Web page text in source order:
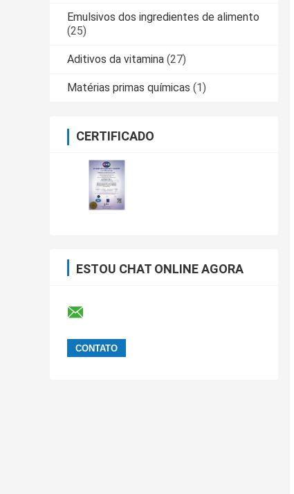
Emulsivos dos ingredientes de alimento
(25)
Aditivos da vitamina (27)
Matérias primas químicas (1)
CERTIFICADO
ESTOU CHAT ONLINE AGORA